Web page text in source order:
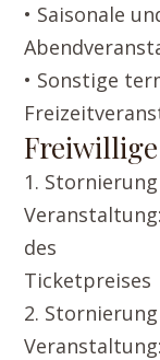
• Saisonale
• Sonstige
1.
des
Ticketpreises
2.